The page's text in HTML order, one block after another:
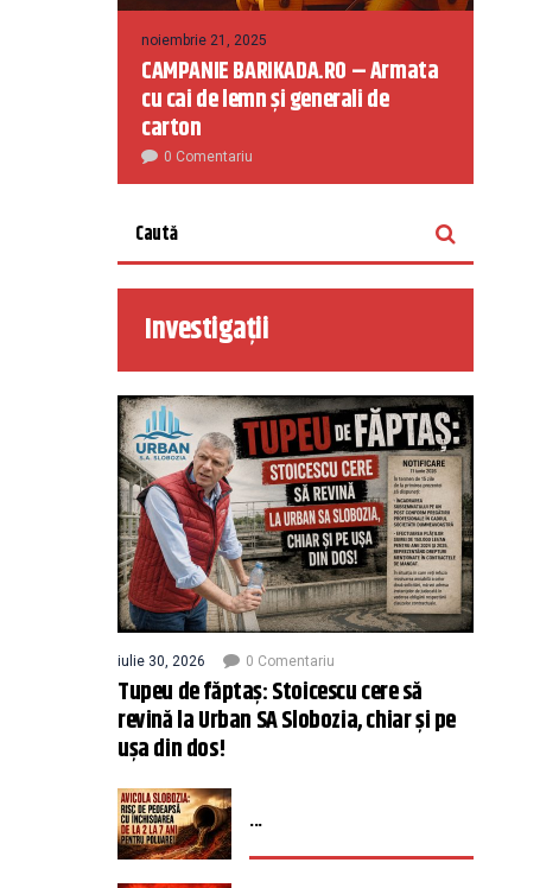
noiembrie 21, 2025
CAMPANIE BARIKADA.RO – Armata
cu cai de lemn și generali de
carton
0 Comentariu
Investigații
iulie 30, 2026 0 Comentariu
Tupeu de făptaș: Stoicescu cere să
revină la Urban SA Slobozia, chiar și pe
ușa din dos!
...